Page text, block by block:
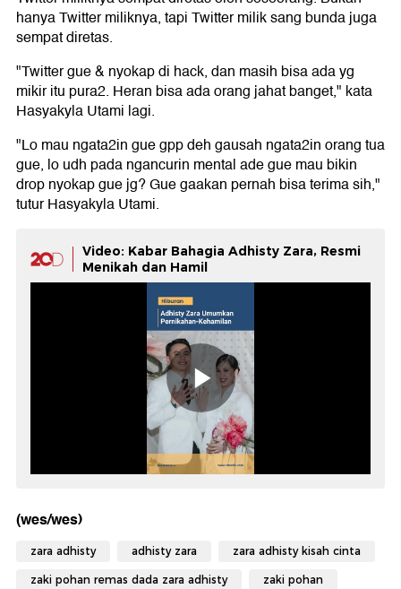
hanya Twitter miliknya, tapi Twitter milik sang bunda juga
sempat diretas.
"Twitter gue & nyokap di hack, dan masih bisa ada yg
mikir itu pura2. Heran bisa ada orang jahat banget," kata
Hasyakyla Utami lagi.
"Lo mau ngata2in gue gpp deh gausah ngata2in orang tua
gue, lo udh pada ngancurin mental ade gue mau bikin
drop nyokap gue jg? Gue gaakan pernah bisa terima sih,"
tutur Hasyakyla Utami.
Video: Kabar Bahagia Adhisty Zara, Resmi
Menikah dan Hamil
(wes/wes)
zara adhisty adhisty zara zara adhisty kisah cinta
zaki pohan remas dada zara adhisty zaki pohan